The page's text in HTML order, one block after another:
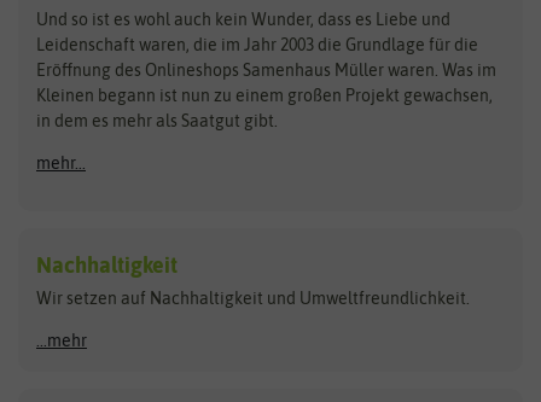
Zimmer & Kübelpflanzen
Kataloge
Schnäppchen
Anzucht & Gartenzubehör
Anzuchtschalen
Heizmatte & Heizkabel
Kokos-Quelltabletten
Zimmergewächshaus
BIOWOL
Blumicorn
Bûten Birds
Carl Pabst
Feldsaaten Freudenberger
Fertil
Flora Elite
Florissa
Flortis
Hortitops
Und so ist es wohl auch kein Wunder, dass es Liebe und
Leidenschaft waren, die im Jahr 2003 die Grundlage für die
Eröffnung des Onlineshops Samenhaus Müller waren. Was im
Kleinen begann ist nun zu einem großen Projekt gewachsen,
in dem es mehr als Saatgut gibt.
mehr...
Nachhaltigkeit
Wir setzen auf Nachhaltigkeit und Umweltfreundlichkeit.
...mehr